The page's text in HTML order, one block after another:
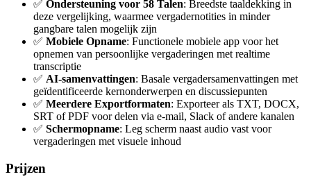
✅ Ondersteuning voor 58 Talen: Breedste taaldekking in
deze vergelijking, waarmee vergadernotities in minder
gangbare talen mogelijk zijn
✅ Mobiele Opname: Functionele mobiele app voor het
opnemen van persoonlijke vergaderingen met realtime
transcriptie
✅ AI-samenvattingen: Basale vergadersamenvattingen met
geïdentificeerde kernonderwerpen en discussiepunten
✅ Meerdere Exportformaten: Exporteer als TXT, DOCX,
SRT of PDF voor delen via e-mail, Slack of andere kanalen
✅ Schermopname: Leg scherm naast audio vast voor
vergaderingen met visuele inhoud
Prijzen